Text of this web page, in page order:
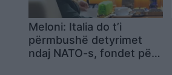
Meloni: Italia do t’i
përmbushë detyrimet
ndaj NATO-s, fondet për